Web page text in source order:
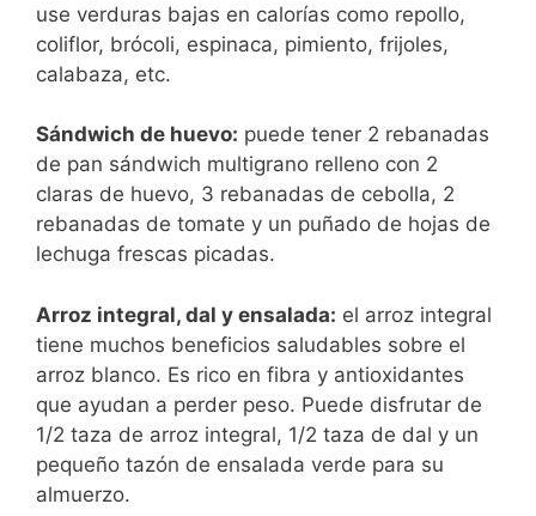
use verduras bajas en calorías como repollo,
coliflor, brócoli, espinaca, pimiento, frijoles,
calabaza, etc.
Sándwich de huevo: puede tener 2 rebanadas
de pan sándwich multigrano relleno con 2
claras de huevo, 3 rebanadas de cebolla, 2
rebanadas de tomate y un puñado de hojas de
lechuga frescas picadas.
Arroz integral, dal y ensalada: el arroz integral
tiene muchos beneficios saludables sobre el
arroz blanco. Es rico en fibra y antioxidantes
que ayudan a perder peso. Puede disfrutar de
1/2 taza de arroz integral, 1/2 taza de dal y un
pequeño tazón de ensalada verde para su
almuerzo.